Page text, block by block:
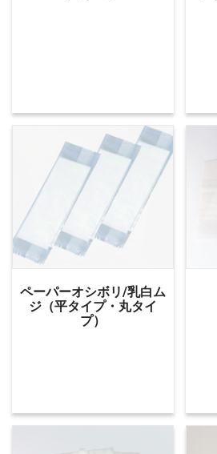
ペーパーオシボリ/乳白ム
ジ（平タイプ・丸タイ
プ）